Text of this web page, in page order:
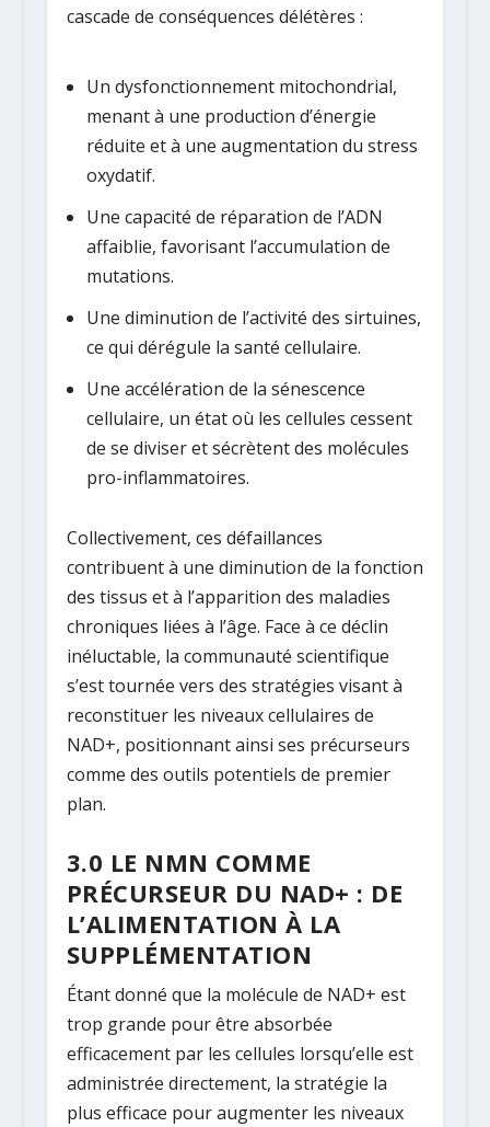
cascade de conséquences délétères :
Un dysfonctionnement mitochondrial,
menant à une production d’énergie
réduite et à une augmentation du stress
oxydatif.
Une capacité de réparation de l’ADN
affaiblie, favorisant l’accumulation de
mutations.
Une diminution de l’activité des sirtuines,
ce qui dérégule la santé cellulaire.
Une accélération de la sénescence
cellulaire, un état où les cellules cessent
de se diviser et sécrètent des molécules
pro-inflammatoires.
Collectivement, ces défaillances
contribuent à une diminution de la fonction
des tissus et à l’apparition des maladies
chroniques liées à l’âge. Face à ce déclin
inéluctable, la communauté scientifique
s’est tournée vers des stratégies visant à
reconstituer les niveaux cellulaires de
NAD+, positionnant ainsi ses précurseurs
comme des outils potentiels de premier
plan.
3.0 LE NMN COMME
PRÉCURSEUR DU NAD+ : DE
L’ALIMENTATION À LA
SUPPLÉMENTATION
Étant donné que la molécule de NAD+ est
trop grande pour être absorbée
efficacement par les cellules lorsqu’elle est
administrée directement, la stratégie la
plus efficace pour augmenter les niveaux